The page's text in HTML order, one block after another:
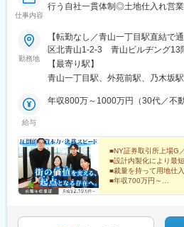
仕事内容
行う自社一貫体制◎土地仕入れ営
勤務地
【転勤なし／青山一丁目駅直結で
区北青山1-2-3 青山ビルヂング13
の好立地 ＞広くクリーンなオフィ
日も、濡れずに快適に出社できま
【最寄り駅】
青山一丁目駅、外苑前駅、乃木坂駅
給与
年収800万～1000万円（30代／不
■NY証券取引所上場G
■設計内製化により最
■裁量を持って用地仕
■年収700万円～